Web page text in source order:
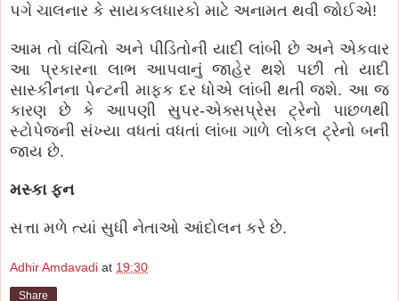
પગે ચાલનાર કે સાયકલધારકો માટે અનામત થવી જોઈએ!
આમ તો વંચિતો અને પીડિતોની યાદી લાંબી છે અને એકવાર
આ પ્રકારના લાભ આપવાનું જાહેર થશે પછી તો યાદી
સાસ્કીનના પેન્ટની માફક દર ધોએ લાંબી થતી જશે. આ જ
કારણ છે કે આપણી સુપર-એક્સપ્રેસ ટ્રેનો પાછળથી
સ્ટોપેજની સંખ્યા વધતાં વધતાં લાંબા ગાળે લોકલ ટ્રેનો બની
જાય છે.
મસ્કા ફન
સત્તા મળે ત્યાં સુધી નેતાઓ આંદોલન કરે છે.
Adhir Amdavadi at 19:30
Share